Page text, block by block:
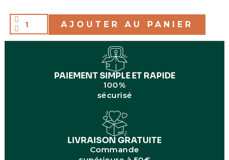
AJOUTER AU PANIER
PAIEMENT SIMPLE ET RAPIDE
100%
sécurisé
LIVRAISON GRATUITE
Commande